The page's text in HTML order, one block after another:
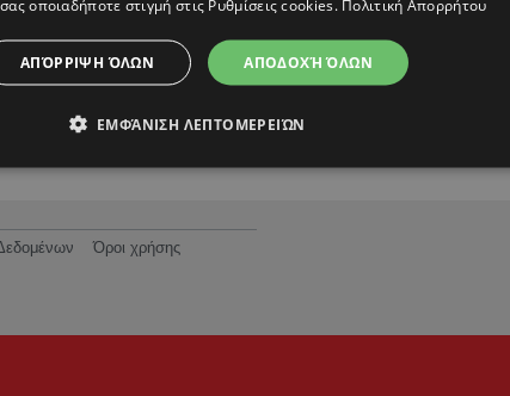
και εκτός εαυτού ο Γκλέτσος: «Δεν
με ξαναδιακόψεις εμένα ποτέ αλλιώς...»
Όροι χρήσης
οποιαδήποτε στιγμή στις Ρυθμίσεις cookies. Πολιτική Απορρήτου
ΑΠΟΔΟΧΉ ΌΛΩΝ
ΑΠΌΡΡΙΨΗ ΌΛΩΝ
ΕΜΦΆΝΙΣΗ ΛΕΠΤΟΜΕΡΕΙΏΝ